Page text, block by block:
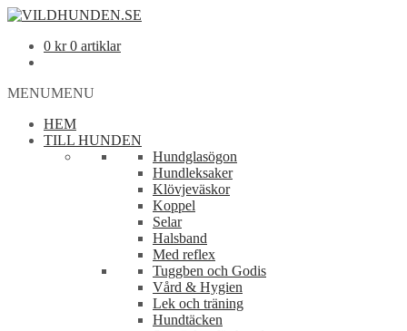
0 kr 0 artiklar
MENUMENU
HEM
TILL HUNDEN
Hundglasögon
Hundleksaker
Klövjeväskor
Koppel
Selar
Halsband
Med reflex
Tuggben och Godis
Vård & Hygien
Lek och träning
Hundtäcken